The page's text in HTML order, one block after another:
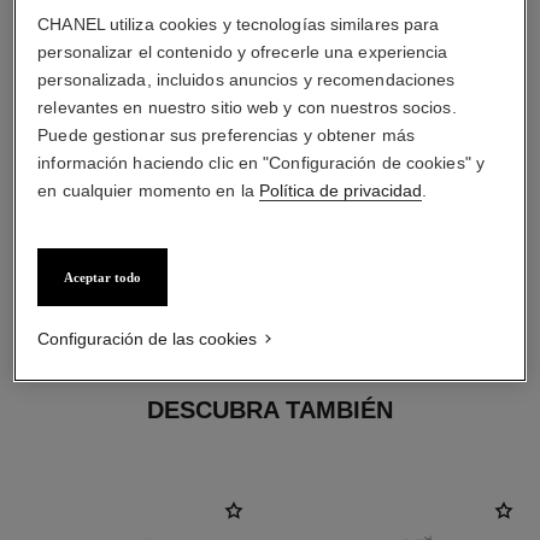
material
DESCUBRA TAMBIÉN
CHANEL utiliza cookies y tecnologías similares para
personalizar el contenido y ofrecerle una experiencia
personalizada, incluidos anuncios y recomendaciones
relevantes en nuestro sitio web y con nuestros socios.
Puede gestionar sus preferencias y obtener más
información haciendo clic en "Configuración de cookies" y
en cualquier momento en la Política de privacidad
Aceptar todo
Configuración de las cookies